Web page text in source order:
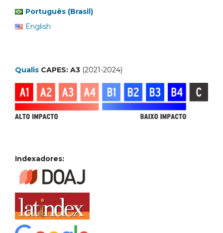
Português (Brasil)
English
Qualis CAPES: A3 (2021-2024)
Indexadores: